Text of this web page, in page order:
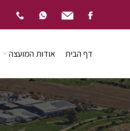
דף הבית אודות המועצה